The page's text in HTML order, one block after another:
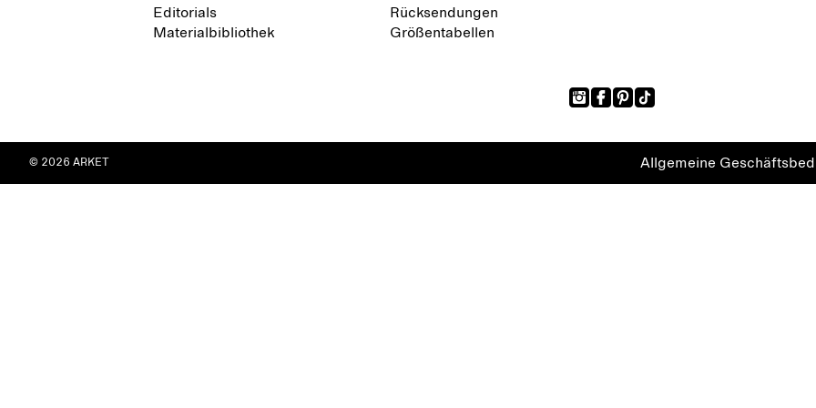
Editorials
Materialbibliothek
Rücksendungen
Größentabellen
Allgemeine
© 2026 ARKET